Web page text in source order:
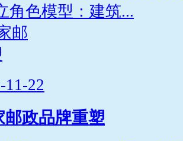
角色模型：建筑...
11-22
政品牌重塑